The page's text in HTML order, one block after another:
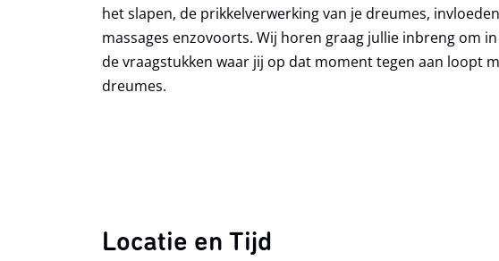
het slapen, de prikkelverwerking van je dreumes,
massages enzovoorts. Wij horen graag jullie inbreng om
de vraagstukken waar jij op dat moment tegen aan loopt
dreumes.
Locatie en Tijd